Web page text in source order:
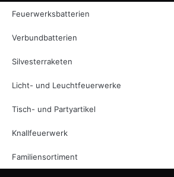
Feuerwerksbatterien
Verbundbatterien
Silvesterraketen
Licht- und Leuchtfeuerwerke
Tisch- und Partyartikel
Knallfeuerwerk
Familiensortiment